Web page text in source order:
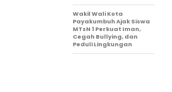
Wakil Wali Kota
Payakumbuh Ajak Siswa
MTsN 1 Perkuat Iman,
Cegah Bullying, dan
Peduli Lingkungan